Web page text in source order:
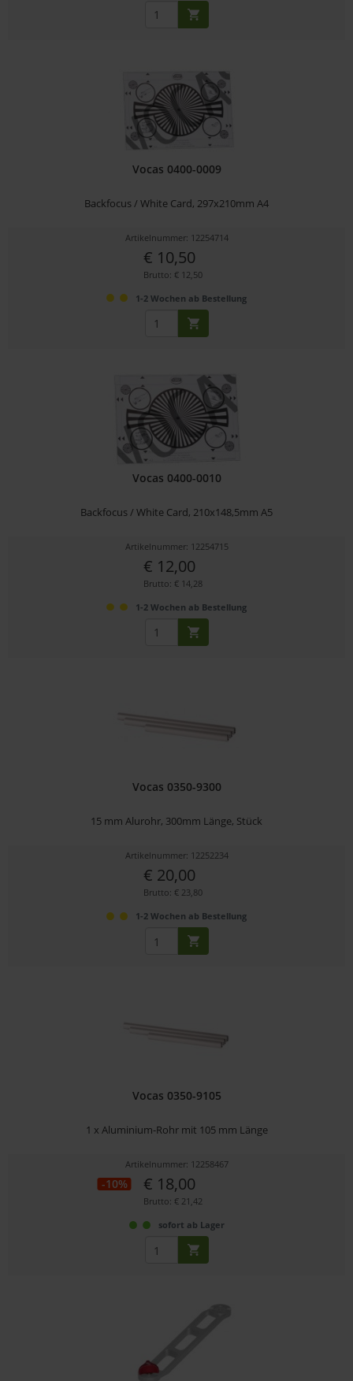
Vocas 0400-0009
Backfocus / White Card, 297x210mm A4
Artikelnummer: 12254714
€ 10,50
Brutto: € 12,50
1-2 Wochen ab Bestellung
Vocas 0400-0010
Backfocus / White Card, 210x148,5mm A5
Artikelnummer: 12254715
€ 12,00
Brutto: € 14,28
1-2 Wochen ab Bestellung
Vocas 0350-9300
15 mm Alurohr, 300mm Länge, Stück
Artikelnummer: 12252234
€ 20,00
Brutto: € 23,80
1-2 Wochen ab Bestellung
Vocas 0350-9105
1 x Aluminium-Rohr mit 105 mm Länge
Artikelnummer: 12258467
-10% € 18,00
Brutto: € 21,42
sofort ab Lager